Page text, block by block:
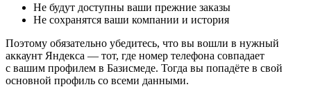
Не будут доступны ваши прежние заказы
Не сохранятся ваши компании и история
Поэтому обязательно убедитесь, что вы вошли в нужный
аккаунт Яндекса — тот, где номер телефона совпадает
с вашим профилем в Базисмеде. Тогда вы попадёте в свой
основной профиль со всеми данными.